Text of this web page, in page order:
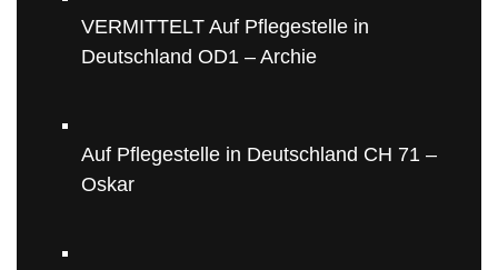
VERMITTELT Auf Pflegestelle in
Deutschland OD1 – Archie
Auf Pflegestelle in Deutschland CH 71 –
Oskar